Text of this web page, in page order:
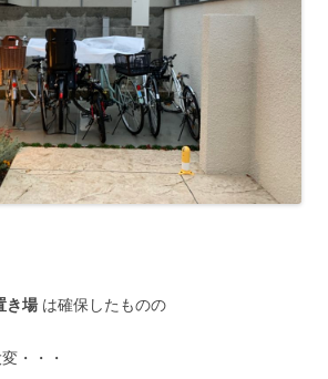
き場 は確保したものの
・・・